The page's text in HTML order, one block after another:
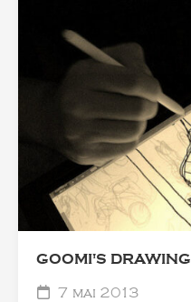
GOOMI'S DRAWING
7 mai 2013